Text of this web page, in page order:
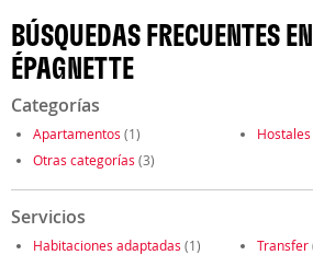
BÚSQUEDAS FRECUENTES
ÉPAGNETTE
Categorías
Apartamentos (1) Hostales
Otras categorías (3)
Servicios
Habitaciones adaptadas (1) Transfer